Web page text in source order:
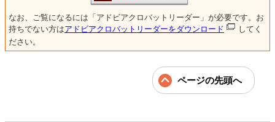
なお、ご覧になるには「アドビアクロバットリーダー」が必要です。お
持ちでない方はアドビアクロバットリーダーをダウンロード
してく
ださい。
ページの先頭へ